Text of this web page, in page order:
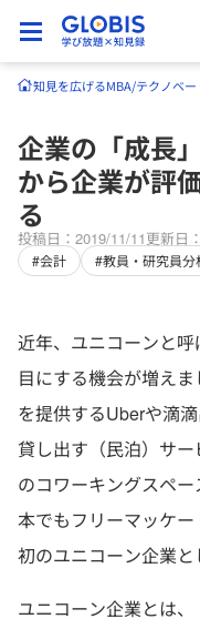
知見を広げるMBA/テクノベー
企業の「成長
から企業が評
る
投稿日：2019/11/11更新日
#会計 #教員・研究員分
近年、ユニコーンと
目にする機会が増え
を提供するUberや滴
貸し出す（民泊）サ
のコワーキングスペ
本でもフリーマッケ
初のユニコーン企業と
ユニコーン企業とは